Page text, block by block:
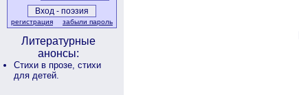
регистрация забыли пароль
Литературные
анонсы:
Стихи в прозе, стихи
для детей.